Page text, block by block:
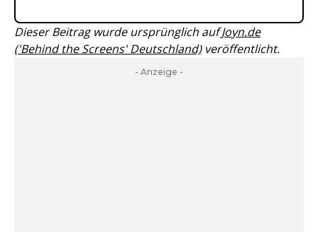
Dieser Beitrag wurde ursprünglich aufJoyn.de
('Behind the Screens' Deutschland)veröffentlicht.
- Anzeige -